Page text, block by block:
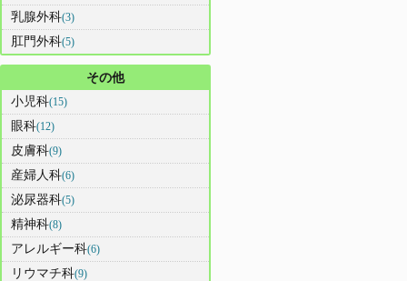
乳腺外科(3)
肛門外科(5)
その他
小児科(15)
眼科(12)
皮膚科(9)
産婦人科(6)
泌尿器科(5)
精神科(8)
アレルギー科(6)
リウマチ科(9)